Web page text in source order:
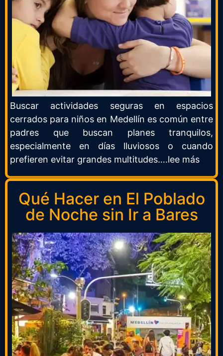
Buscar actividades seguras en espacios
cerrados para niños en Medellín es común entre
padres que buscan planes tranquilos,
especialmente en días lluviosos o cuando
prefieren evitar grandes multitudes….lee más
Qué Hacer en El Poblado
de Noche sin Ir a Bares